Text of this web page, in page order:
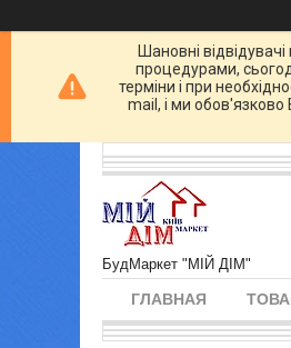
Шановні
процедурами,
терміни і при
mail, і ми обов'язково
БудМаркет "МІЙ ДІМ"
ГЛАВНАЯ